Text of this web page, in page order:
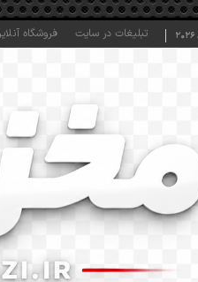
تبلیغات در سایت فروشگاه